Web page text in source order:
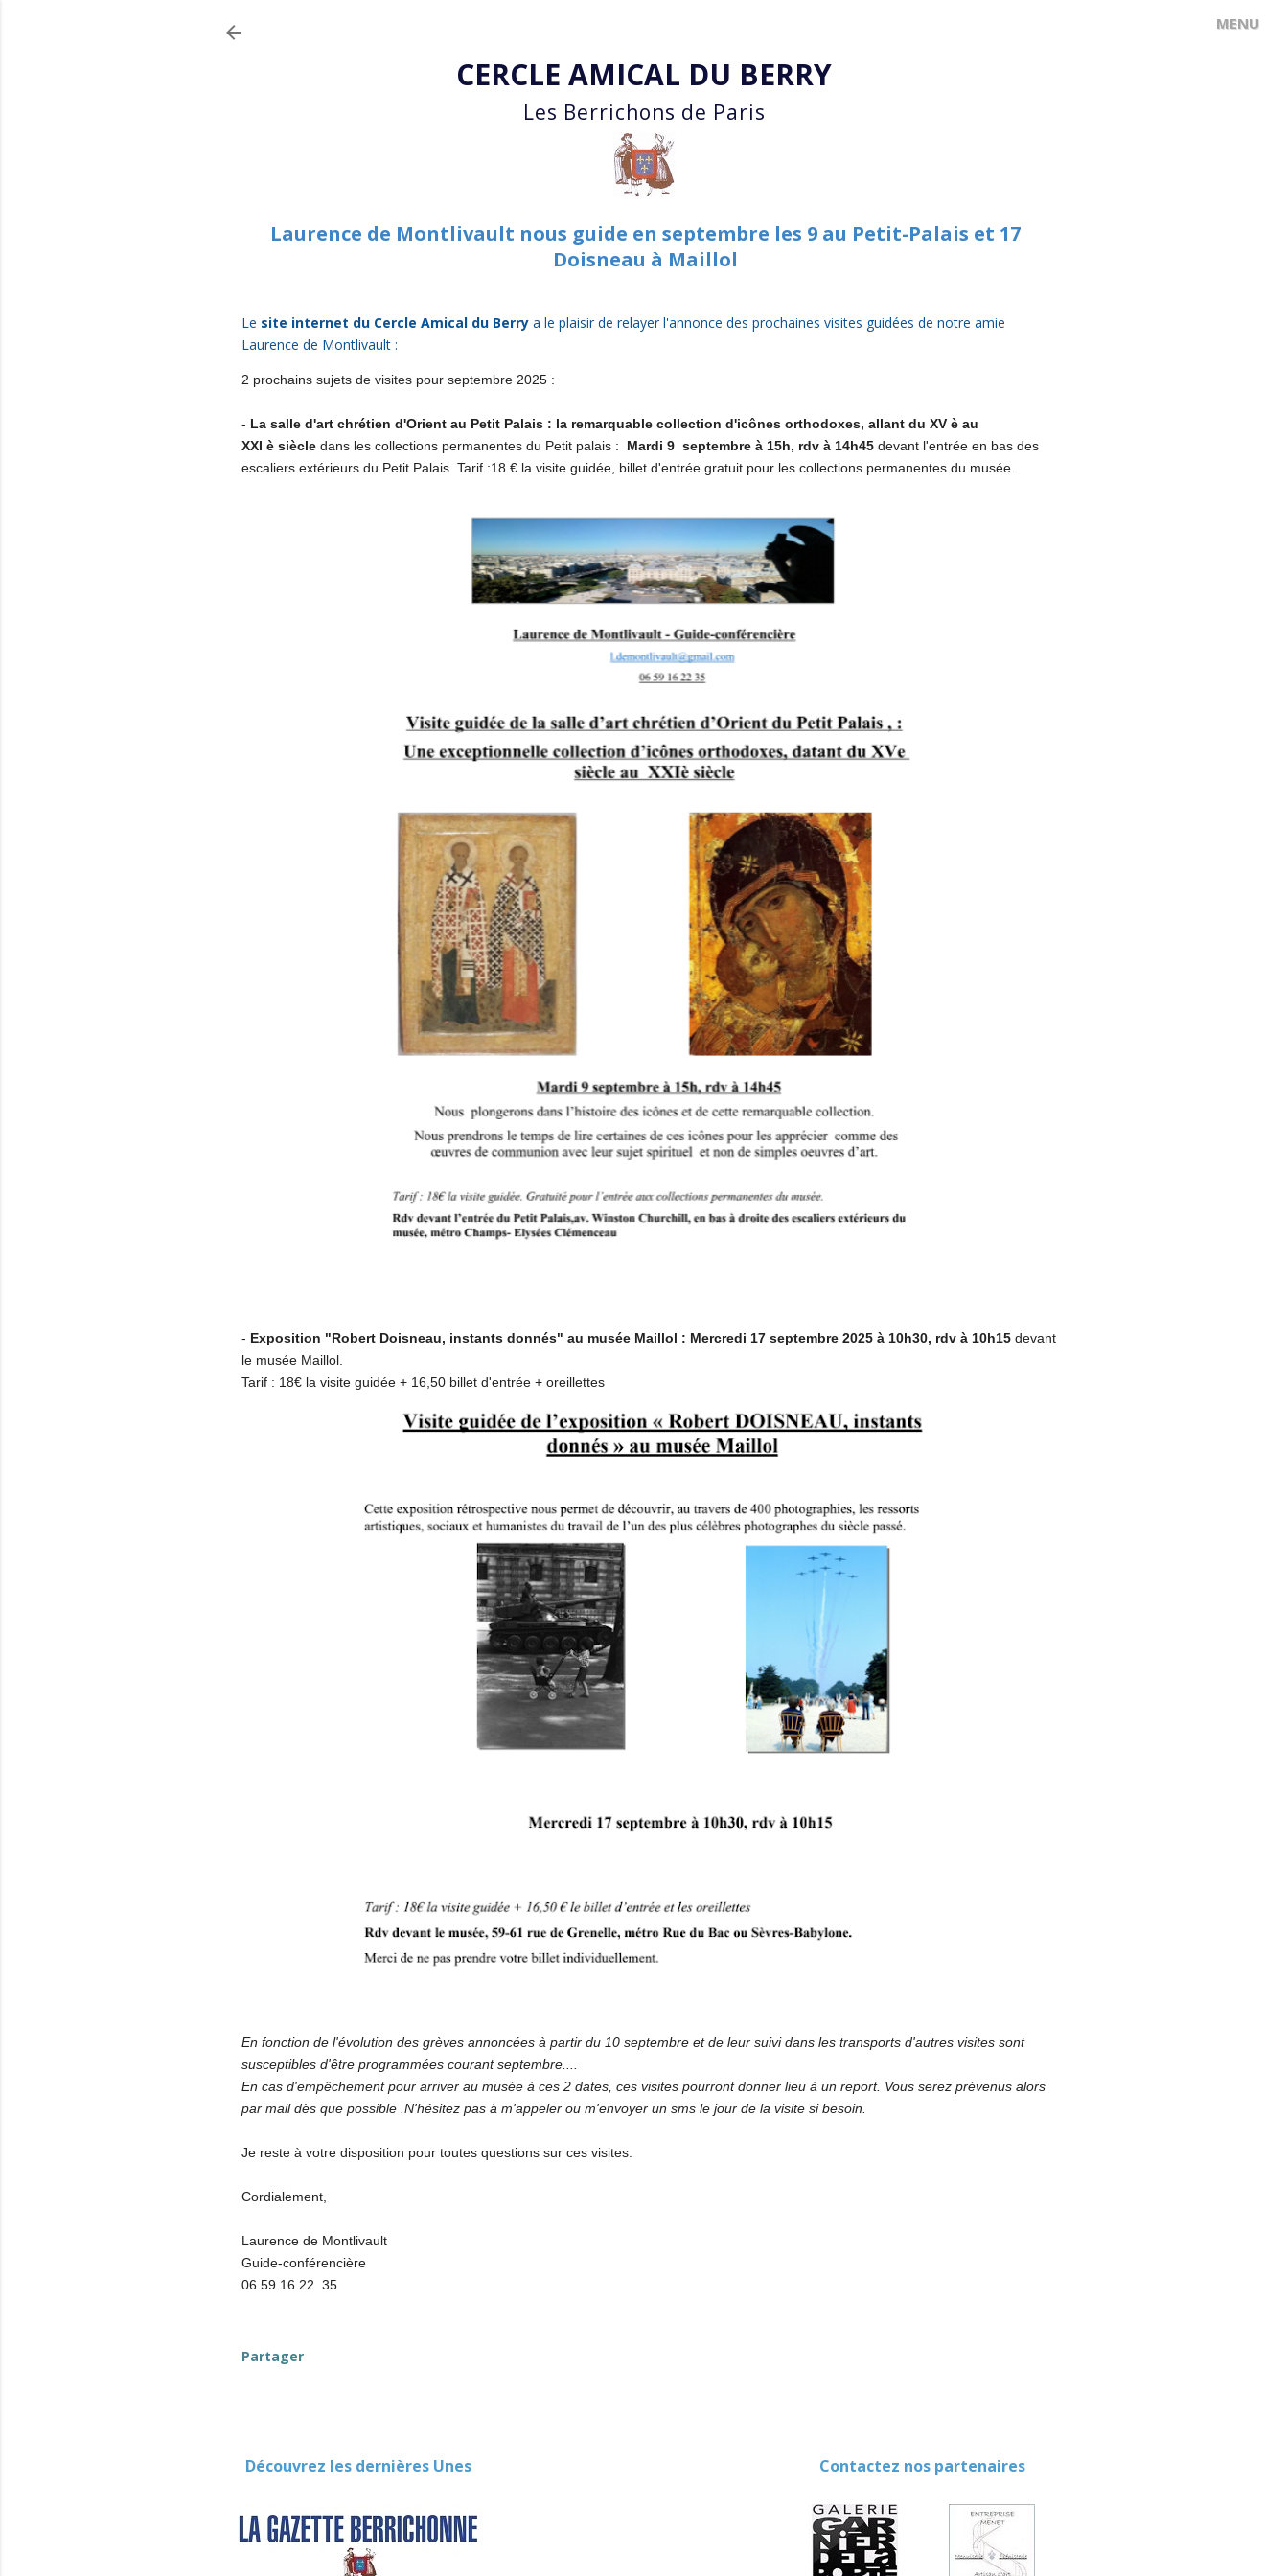
CERCLE AMICAL DU BERRY
Les Berrichons de Paris
Laurence de Montlivault nous guide en septembre les 9 au Petit-Palais et 17
Doisneau à Maillol
Le site internet du Cercle Amical du Berry a le plaisir de relayer l'annonce des prochaines visites guidées de notre amie
Laurence de Montlivault :
2 prochains sujets de visites pour septembre 2025 :
- La salle d'art chrétien d'Orient au Petit Palais : la remarquable collection d'icônes orthodoxes, allant du XV è au
XXI è siècle dans les collections permanentes du Petit palais : Mardi 9 septembre à 15h, rdv à 14h45 devant l'entrée en bas des
escaliers extérieurs du Petit Palais. Tarif :18 € la visite guidée, billet d'entrée gratuit pour les collections permanentes du musée.
- Exposition "Robert Doisneau, instants donnés" au musée Maillol : Mercredi 17 septembre 2025 à 10h30, rdv à 10h15 devant
le musée Maillol.
Tarif : 18€ la visite guidée + 16,50 billet d'entrée + oreillettes
En fonction de l'évolution des grèves annoncées à partir du 10 septembre et de leur suivi dans les transports d'autres visites sont
susceptibles d'être programmées courant septembre....
En cas d'empêchement pour arriver au musée à ces 2 dates, ces visites pourront donner lieu à un report. Vous serez prévenus alors
par mail dès que possible .N'hésitez pas à m'appeler ou m'envoyer un sms le jour de la visite si besoin.
Je reste à votre disposition pour toutes questions sur ces visites.
Cordialement,
Laurence de Montlivault
Guide-conférencière
06 59 16 22 35
Partager
Découvrez les dernières Unes Contactez nos partenaires